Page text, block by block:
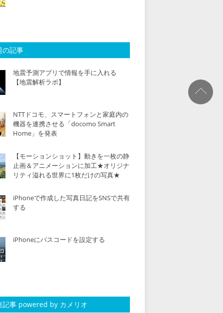
の記事
地震予測アプリで情報を手に入れる
【地震解析ラボ】
NTTドコモ、スマートフォンと家庭内の
機器を連携させる「docomo Smart
Home」を発表
【モーションショット】動きを一枚の静
止画＆アニメーションに加工★オリジナ
リティ溢れる世界に1枚だけの写真★
iPhoneで作成した写真日記をSNSで共有
する
iPhoneにパスコードを設定する
記事 powered by カメリオ